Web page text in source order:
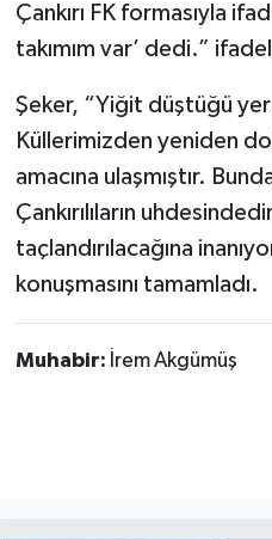
Çankırı FK formasıyla
takımım var’ dedi.”
Şeker, “Yiğit düştüğü
Küllerimizden yeniden
amacına ulaşmıştır.
Çankırılıların
taçlandırılacağına
konuşmasını tamamladı.
Muhabir: İrem Akgümüş